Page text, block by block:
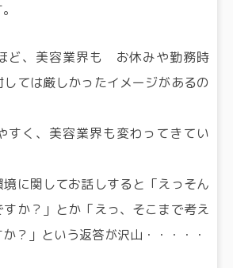
ど、美容業界も お休みや勤務時
ては厳しかったイメージがあるの
すく、美容業界も変わってきてい
に関してお話しすると「えっそん
か？」とか「えっ、そこまで考え
？」という返答が沢山・・・・・